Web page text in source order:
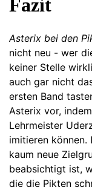
Fazit
Asterix bei den
nicht neu - wer
keiner Stelle
auch gar nicht
ersten Band
Asterix vor,
Lehrmeister
imitieren können.
kaum neue
beabsichtigt ist,
die die Pikten